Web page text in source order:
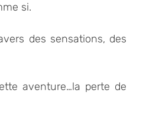
si.
des sensations, des
aventure…la perte de